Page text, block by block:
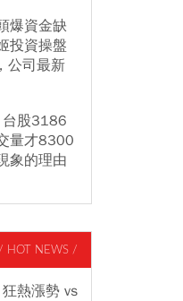
爆資金缺
投資操盤
公司最新
股3186
量才8300
象的理由
/ HOT NEWS /
熱漲勢 vs